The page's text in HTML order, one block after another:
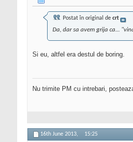
Postat în original de crt
Da, dar sa avem grija ca...
Si eu, altfel era destul de boring.
Nu trimite PM cu intrebari,
16th June 2013, 15:25